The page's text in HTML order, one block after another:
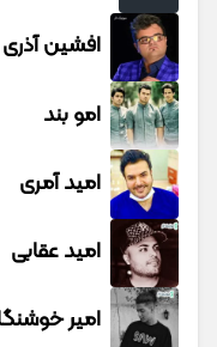
افشین آذری
امو بند
امید آمری
امید عقابی
امیر